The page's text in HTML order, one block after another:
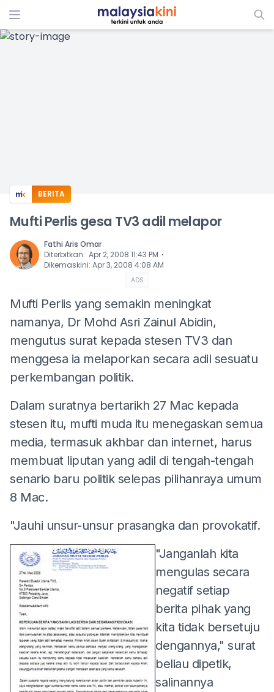
ADS
BERITA
Mufti Perlis gesa TV3 adil melapor
Fathi Aris Omar
Diterbitkan: Apr 2, 2008 11:43 PM ⋅
Dikemaskini: Apr 3, 2008 4:08 AM
ADS
Mufti Perlis yang semakin meningkat
namanya, Dr Mohd Asri Zainul Abidin,
mengutus surat kepada stesen TV3 dan
menggesa ia melaporkan secara adil sesuatu
perkembangan politik.
Dalam suratnya bertarikh 27 Mac kepada
stesen itu, mufti muda itu menegaskan semua
media, termasuk akhbar dan internet, harus
membuat liputan yang adil di tengah-tengah
senario baru politik selepas pilihanraya umum
8 Mac.
"Jauhi unsur-unsur prasangka dan provokatif.
"Janganlah kita
mengulas secara
negatif setiap
berita pihak yang
kita tidak bersetuju
dengannya," surat
beliau dipetik,
salinannya